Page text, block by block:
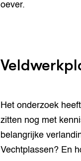
oever.
Het onderzoek
zitten nog met
belangrijke
Vechtplassen? En